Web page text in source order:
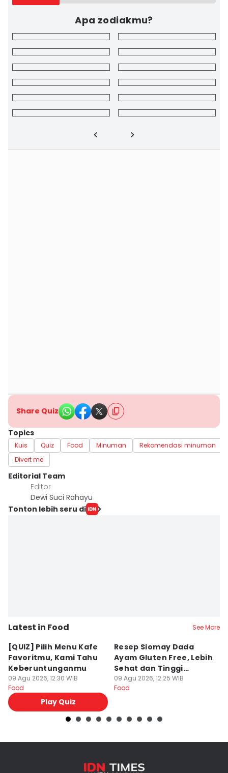
Apa zodiakmu?
Share Quiz
Topics
Kuis Quiz Food Minuman
Rekomendasi minuman
Divert me
Editorial Team
Editor
Dewi Suci Rahayu
Tonton lebih seru di
Latest in Food See More
[QUIZ] Pilih Menu Kafe
Favoritmu, Kami Tahu
Keberuntunganmu
09 Agu 2026, 12:30 WIB
Food
Play Quiz
Resep Siomay Dada
Ayam Gluten Free, Lebih
Sehat dan Tinggi
Protein
09 Agu 2026, 12:25 WIB
Food